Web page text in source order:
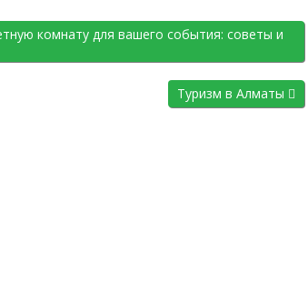
комнату для вашего события: советы и
Туризм в Алматы